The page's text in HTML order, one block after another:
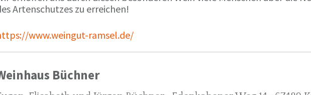
Artenschutzes zu erreichen!
www.weingut-ramsel.de/
Büchner